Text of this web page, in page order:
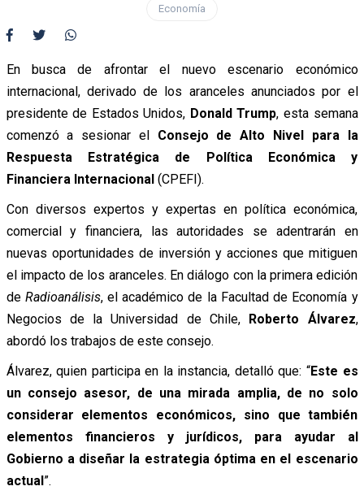
Economía
En busca de afrontar el nuevo escenario económico
internacional, derivado de los aranceles anunciados por el
presidente de Estados Unidos, Donald Trump, esta semana
comenzó a sesionar el Consejo de Alto Nivel para la
Respuesta Estratégica de Política Económica y
Financiera Internacional(CPEFI).
Con diversos expertos y expertas en política económica,
comercial y financiera, las autoridades se adentrarán en
nuevas oportunidades de inversión y acciones que mitiguen
el impacto de los aranceles. En diálogo con la primera edición
de Radioanálisis, el académico de la Facultad de Economía y
Negocios de la Universidad de Chile, Roberto Álvarez,
abordó los trabajos de este consejo.
Álvarez, quien participa en la instancia, detalló que: “Este es
un consejo asesor, de una mirada amplia, de no solo
considerar elementos económicos, sino que también
elementos financieros y jurídicos, para ayudar al
Gobierno a diseñar la estrategia óptima en el escenario
actual”.